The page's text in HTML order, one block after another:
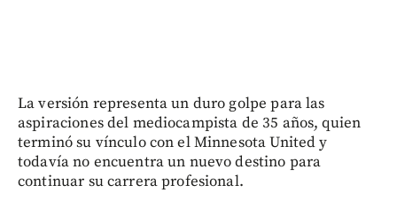
La versión representa un duro golpe para las
aspiraciones del mediocampista de 35 años, quien
terminó su vínculo con el Minnesota United y
todavía no encuentra un nuevo destino para
continuar su carrera profesional.